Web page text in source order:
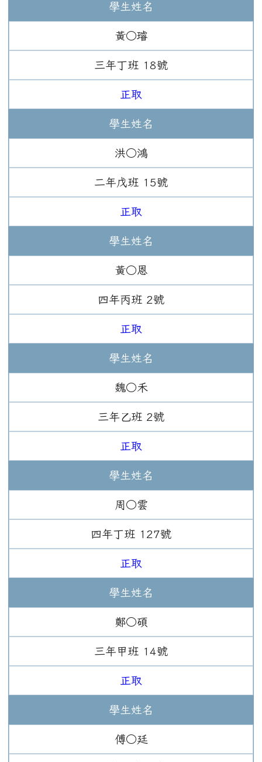
學生姓名
黃○璿
三年丁班 18號
正取
學生姓名
洪○鴻
二年 戊班 15號
正取
學生姓名
黃○恩
四年丙班 2號
正取
學生姓名
魏○禾
三年 乙班 2號
正取
學生姓名
周○雲
四年丁班 127號
正取
學生姓名
鄭○碩
三年 甲班 14號
正取
學生姓名
傅○廷